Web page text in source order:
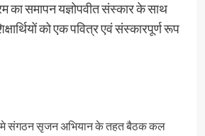
का समापन यज्ञोपवीत संस्कार के साथ
को एक पवित्र एवं संस्कारपूर्ण रूप
मे संगठन सृजन अभियान के तहत बैठक कल